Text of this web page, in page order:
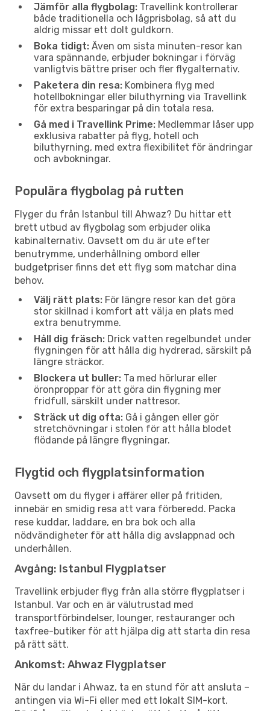
Jämför alla flygbolag: Travellink kontrollerar
både traditionella och lågprisbolag, så att du
aldrig missar ett dolt guldkorn.
Boka tidigt: Även om sista minuten-resor kan
vara spännande, erbjuder bokningar i förväg
vanligtvis bättre priser och fler flygalternativ.
Paketera din resa: Kombinera flyg med
hotellbokningar eller biluthyrning via Travellink
för extra besparingar på din totala resa.
Gå med i Travellink Prime: Medlemmar låser upp
exklusiva rabatter på flyg, hotell och
biluthyrning, med extra flexibilitet för ändringar
och avbokningar.
Populära flygbolag på rutten
Flyger du från Istanbul till Ahwaz? Du hittar ett
brett utbud av flygbolag som erbjuder olika
kabinalternativ. Oavsett om du är ute efter
benutrymme, underhållning ombord eller
budgetpriser finns det ett flyg som matchar dina
behov.
Välj rätt plats: För längre resor kan det göra
stor skillnad i komfort att välja en plats med
extra benutrymme.
Håll dig fräsch: Drick vatten regelbundet under
flygningen för att hålla dig hydrerad, särskilt på
längre sträckor.
Blockera ut buller: Ta med hörlurar eller
öronproppar för att göra din flygning mer
fridfull, särskilt under nattresor.
Sträck ut dig ofta: Gå i gången eller gör
stretchövningar i stolen för att hålla blodet
flödande på längre flygningar.
Flygtid och flygplatsinformation
Oavsett om du flyger i affärer eller på fritiden,
innebär en smidig resa att vara förberedd. Packa
rese kuddar, laddare, en bra bok och alla
nödvändigheter för att hålla dig avslappnad och
underhållen.
Avgång: Istanbul Flygplatser
Travellink erbjuder flyg från alla större flygplatser i
Istanbul. Var och en är välutrustad med
transportförbindelser, lounger, restauranger och
taxfree-butiker för att hjälpa dig att starta din resa
på rätt sätt.
Ankomst: Ahwaz Flygplatser
När du landar i Ahwaz, ta en stund för att ansluta –
antingen via Wi-Fi eller med ett lokalt SIM-kort.